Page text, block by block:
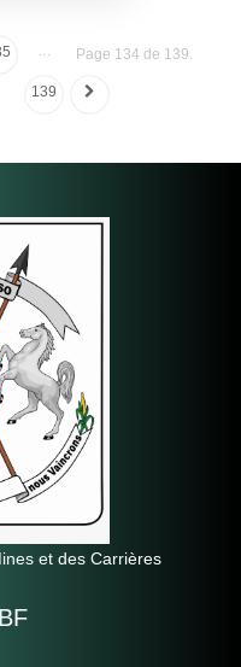
Page 134 de 139.
…
139
et des Carrières